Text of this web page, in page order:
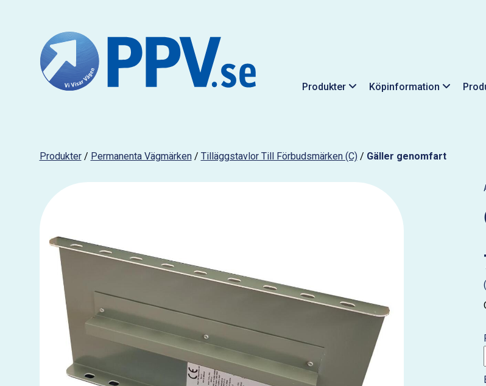
Produkter Köpinformation
Produkter/ Permanenta Vägmärken/ Tilläggstavlor Till Förbudsmärken (C)/ Gäller genomfart